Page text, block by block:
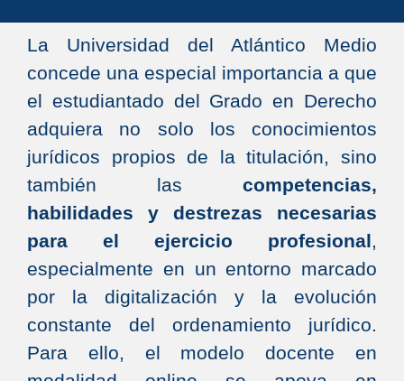
La Universidad del Atlántico Medio
concede una especial importancia a que
el estudiantado del Grado en Derecho
adquiera no solo los conocimientos
jurídicos propios de la titulación, sino
también las competencias,
habilidades y destrezas necesarias
para el ejercicio profesional,
especialmente en un entorno marcado
por la digitalización y la evolución
constante del ordenamiento jurídico.
Para ello, el modelo docente en